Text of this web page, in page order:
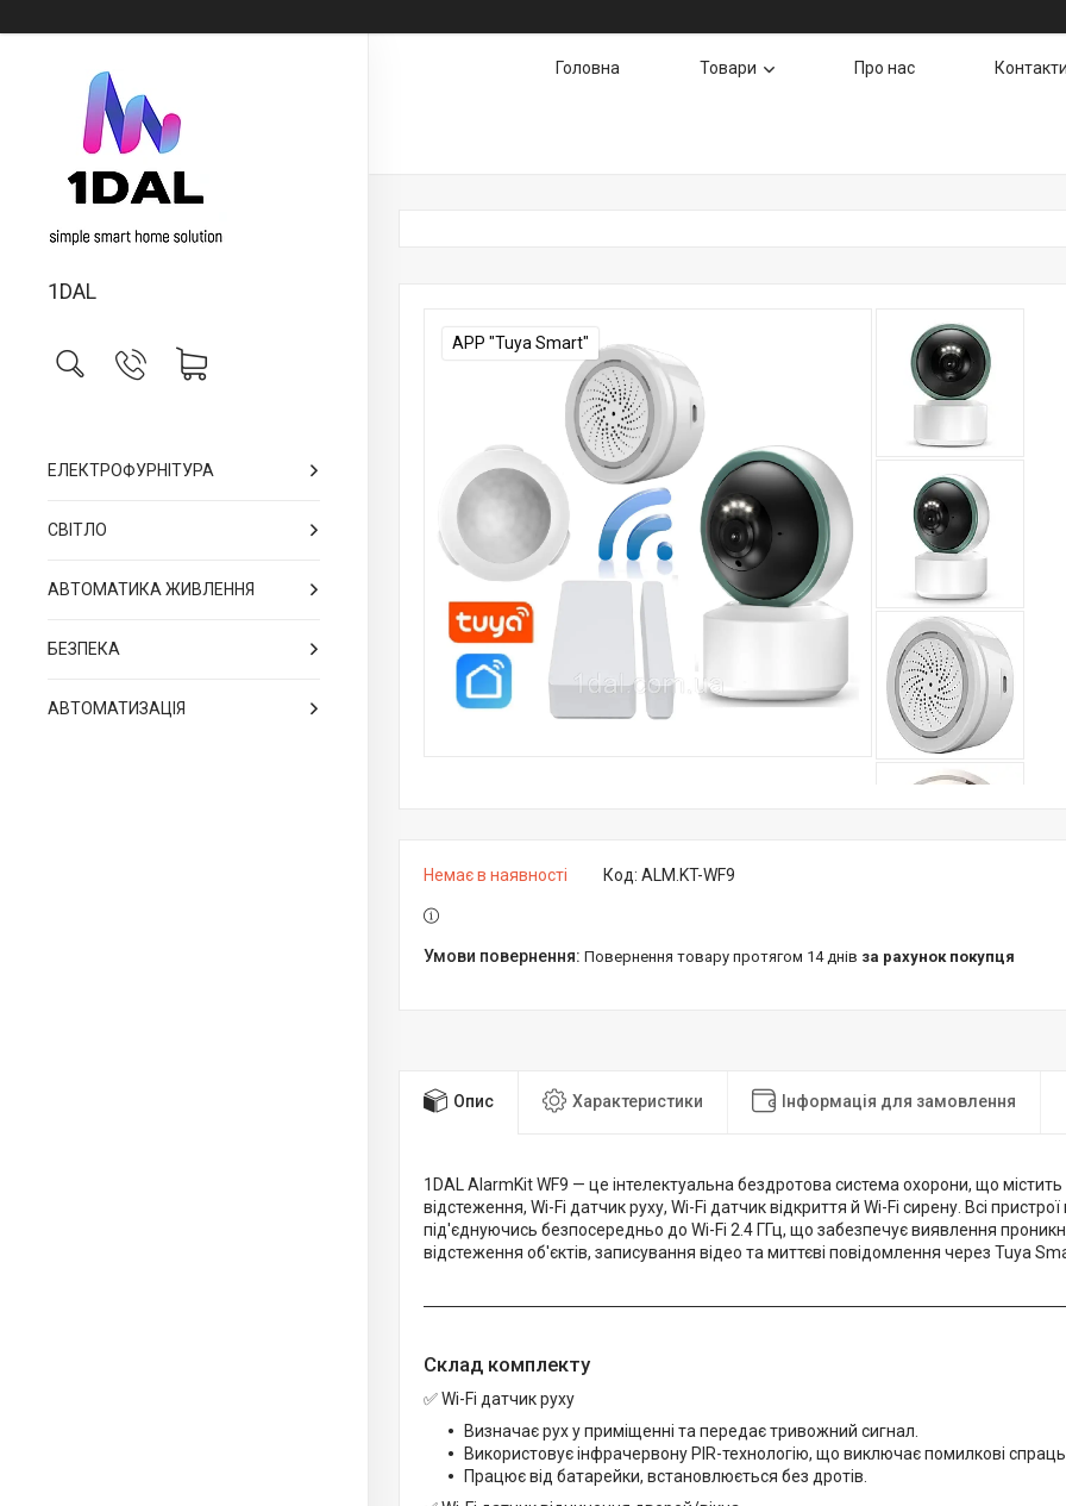
1DAL
ЕЛЕКТРОФУРНІТУРА
СВІТЛО
АВТОМАТИКА ЖИВЛЕННЯ
БЕЗПЕКА
АВТОМАТИЗАЦІЯ
Головна Товари Про нас
APP "Tuya Smart"
Немає в наявності Код: ALM.KT-WF9
повернення товару протягом 14 днів за рахунок покупця
Опис Характеристики Інформація для замовлення
1DAL AlarmKit WF9 — це інтелектуальна бездротова система охорони, що
відстеження, Wi-Fi датчик руху, Wi-Fi датчик відкриття й Wi-Fi сирену. Всі
під'єднуючись безпосередньо до Wi-Fi 2.4 ГГц, що забезпечує виявлення
відстеження об'єктів, записування відео та миттєві повідомлення через Tuya
Склад комплекту
✅ Wi-Fi датчик руху
Визначає рух у приміщенні та передає тривожний сигнал.
Використовує інфрачервону PIR-технологію, що виключає помилкові
Працює від батарейки, встановлюється без дротів.